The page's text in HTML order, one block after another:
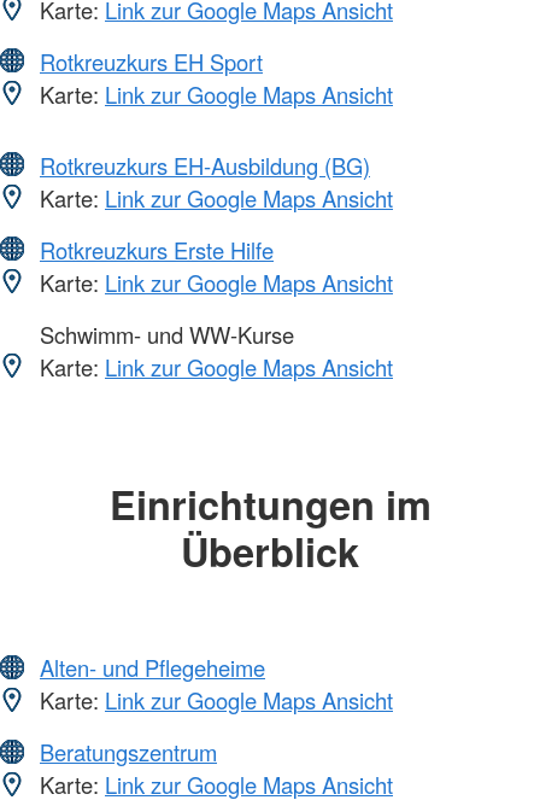
Karte: Link zur Google Maps Ansicht
Rotkreuzkurs EH Sport
Karte: Link zur Google Maps Ansicht
Rotkreuzkurs EH-Ausbildung (BG)
Karte: Link zur Google Maps Ansicht
Rotkreuzkurs Erste Hilfe
Karte: Link zur Google Maps Ansicht
Schwimm- und WW-Kurse
Karte: Link zur Google Maps Ansicht
Einrichtungen im
Überblick
Alten- und Pflegeheime
Karte: Link zur Google Maps Ansicht
Beratungszentrum
Karte: Link zur Google Maps Ansicht